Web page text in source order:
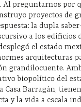
Al preguntarnos por
proyectos de
la dupla
a los edificios
el estado
arquitecturas
grandilocuente.
biopolítico del
Casa Barragán,
y la vida a escala